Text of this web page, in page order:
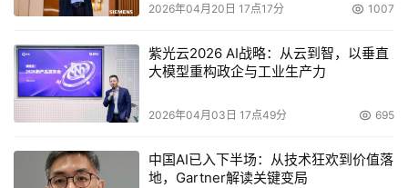
2026年04月20日 17点17分 1007
紫光云2026 AI战略：从云到智，以垂直
大模型重构政企与工业生产力
2026年04月03日 17点49分 695
中国AI已入下半场：从技术狂欢到价值落
地，Gartner解读关键变局